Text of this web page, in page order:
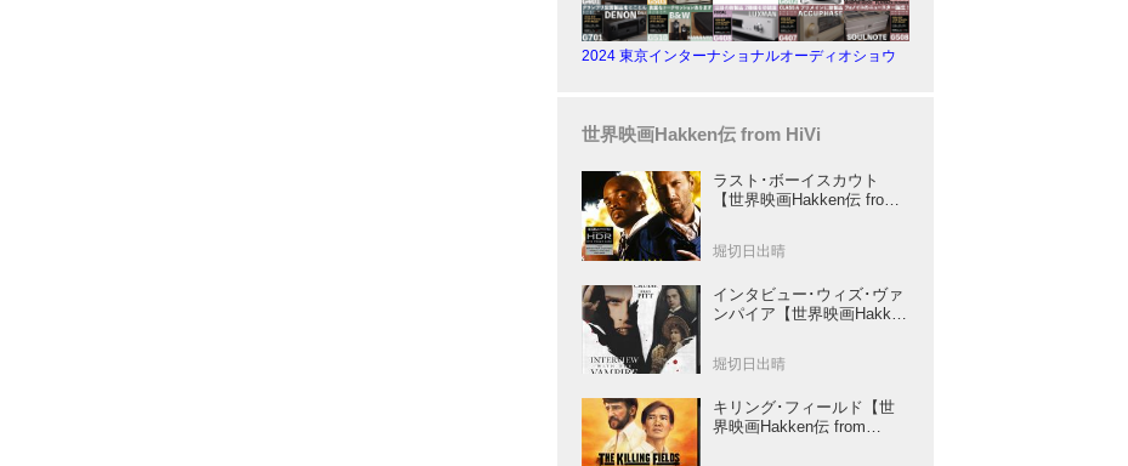
2024 東京インターナショナルオーディオショウ
世界映画Hakken伝 from HiVi
ラスト･ボーイスカウト
【世界映画Hakken伝 from
が放つ負け犬アクションの
堀切日出晴
インタビュー･ウィズ･ヴァ
ンパイア【世界映画Hakken
督吸血鬼ホラー
堀切日出晴
キリング･フィールド【世
界映画Hakken伝 from